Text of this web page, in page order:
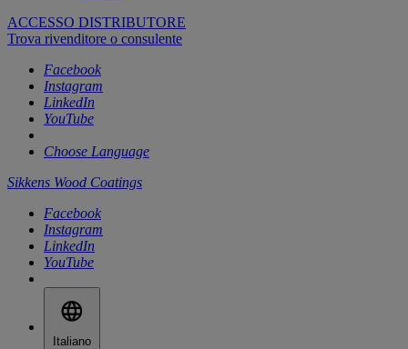
ACCESSO DISTRIBUTORE
Trova rivenditore o consulente
Facebook
Instagram
LinkedIn
YouTube
Choose Language
Sikkens Wood Coatings
Facebook
Instagram
LinkedIn
YouTube
Italiano